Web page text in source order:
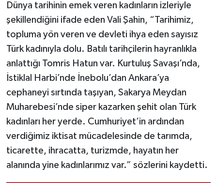
Dünya tarihinin emek veren kadınların izleriyle
şekillendiğini ifade eden Vali Şahin, “Tarihimiz,
topluma yön veren ve devleti ihya eden sayısız
Türk kadınıyla dolu. Batılı tarihçilerin hayranlıkla
anlattığı Tomris Hatun var. Kurtuluş Savaşı’nda,
İstiklal Harbi’nde İnebolu’dan Ankara’ya
cephaneyi sırtında taşıyan, Sakarya Meydan
Muharebesi’nde siper kazarken şehit olan Türk
kadınları her yerde. Cumhuriyet’in ardından
verdiğimiz iktisat mücadelesinde de tarımda,
ticarette, ihracatta, turizmde, hayatın her
alanında yine kadınlarımız var.” sözlerini kaydetti.